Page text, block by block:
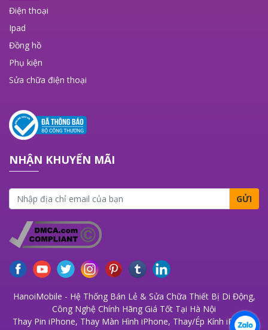
Điện thoại
Ipad
Đồng hồ
Phụ kiện
Sửa chữa điện thoại
NHẬN KHUYẾN MÃI
GỬI
HanoiMobile - Hệ Thống Bán Lẻ & Sửa Chữa Thiết Bị Di Động,
Công Nghệ Chính Hãng Giá Tốt Tại Hà Nội
Thay Pin iPhone, Thay Màn Hình iPhone, Thay/Ép Kính iPhone,